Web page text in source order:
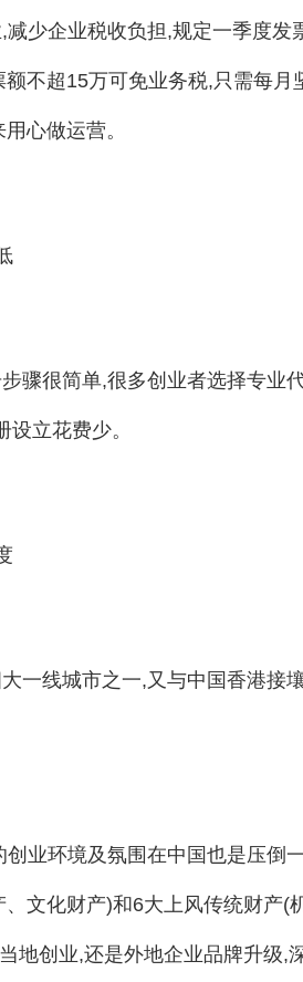
减少企业税收负担,规定一季度
不超15万可免业务税,只需每
心做运营。
骤很简单,很多创业者选择专业
立花费少。
一线城市之一,又与中国香港接
创业环境及氛围在中国也是压倒
文化财产)和6大上风传统财产(
地创业,还是外地企业品牌升级,